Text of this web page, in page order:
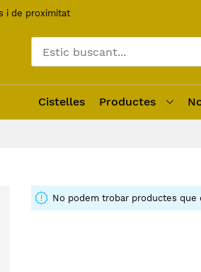
i de proximitat
Cistelles Productes
No podem trobar productes que